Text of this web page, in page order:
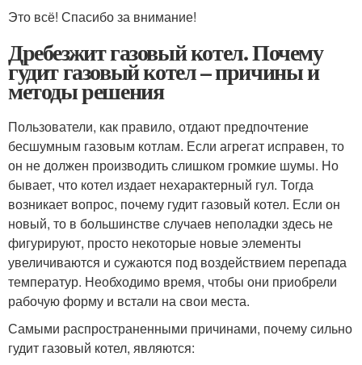
Это всё! Спасибо за внимание!
Дребезжит газовый котел. Почему
гудит газовый котел – причины и
методы решения
Пользователи, как правило, отдают предпочтение
бесшумным газовым котлам. Если агрегат исправен, то
он не должен производить слишком громкие шумы. Но
бывает, что котел издает нехарактерный гул. Тогда
возникает вопрос, почему гудит газовый котел. Если он
новый, то в большинстве случаев неполадки здесь не
фигурируют, просто некоторые новые элементы
увеличиваются и сужаются под воздействием перепада
температур. Необходимо время, чтобы они приобрели
рабочую форму и встали на свои места.
Самыми распространенными причинами, почему сильно
гудит газовый котел, являются: